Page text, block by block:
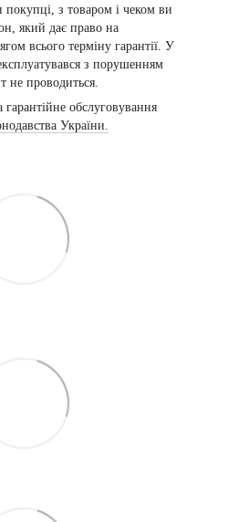
з товаром і чеком ви
який дає право на
всього терміну гарантії. У
з порушенням
не проводиться.
обслуговування
України.